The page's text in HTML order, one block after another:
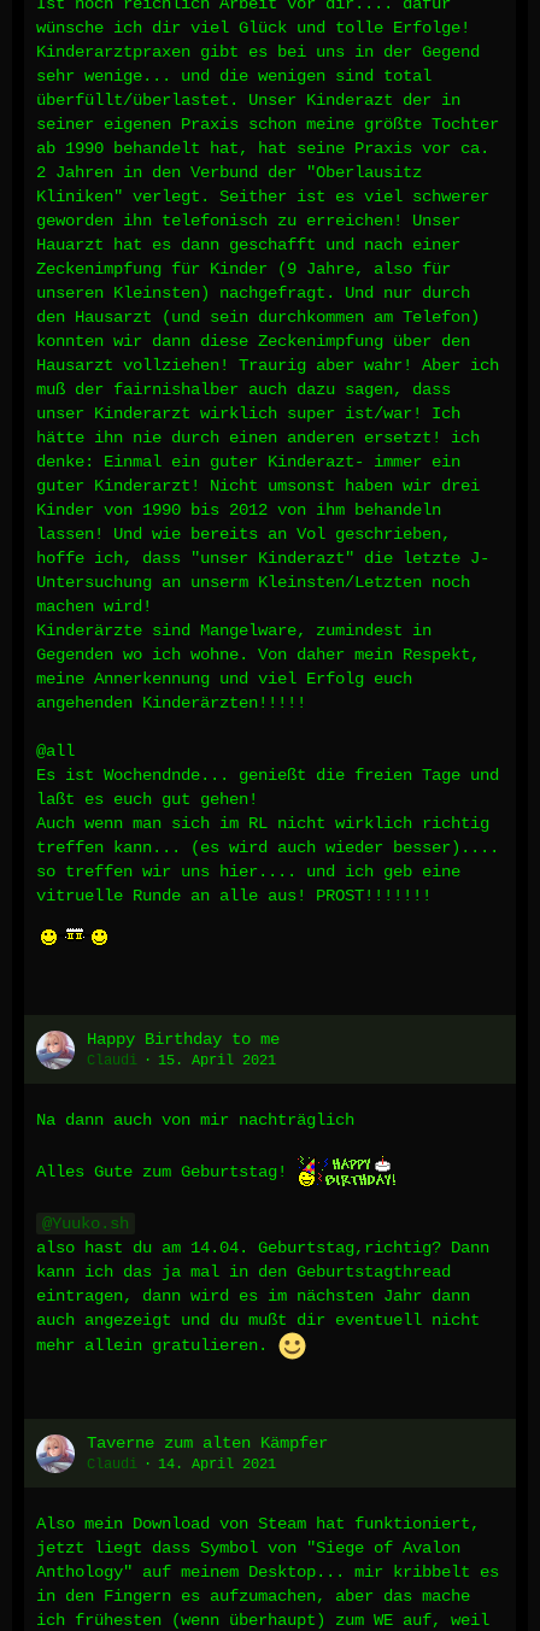
wünsche ich dir viel Glück und tolle Erfolge!
Kinderarztpraxen gibt es bei uns in der Gegend
sehr wenige... und die wenigen sind total
überfüllt/überlastet. Unser Kinderazt der in
seiner eigenen Praxis schon meine größte Tochter
ab 1990 behandelt hat, hat seine Praxis vor ca.
2 Jahren in den Verbund der "Oberlausitz
Kliniken" verlegt. Seither ist es viel schwerer
geworden ihn telefonisch zu erreichen! Unser
Hauarzt hat es dann geschafft und nach einer
Zeckenimpfung für Kinder (9 Jahre, also für
unseren Kleinsten) nachgefragt. Und nur durch
den Hausarzt (und sein durchkommen am Telefon)
konnten wir dann diese Zeckenimpfung über den
Hausarzt vollziehen! Traurig aber wahr! Aber ich
muß der fairnishalber auch dazu sagen, dass
unser Kinderarzt wirklich super ist/war! Ich
hätte ihn nie durch einen anderen ersetzt! ich
denke: Einmal ein guter Kinderazt- immer ein
guter Kinderarzt! Nicht umsonst haben wir drei
Kinder von 1990 bis 2012 von ihm behandeln
lassen! Und wie bereits an Vol geschrieben,
hoffe ich, dass "unser Kinderazt" die letzte J-
Untersuchung an unserm Kleinsten/Letzten noch
machen wird!
Kinderärzte sind Mangelware, zumindest in
Gegenden wo ich wohne. Von daher mein Respekt,
meine Annerkennung und viel Erfolg euch
angehenden Kinderärzten!!!!!
@all
Es ist Wochendnde... genießt die freien Tage und
laßt es euch gut gehen!
Auch wenn man sich im RL nicht wirklich richtig
treffen kann... (es wird auch wieder besser)....
so treffen wir uns hier.... und ich geb eine
vitruelle Runde an alle aus! PROST!!!!!!!
Happy Birthday to me
Claudi 15. April 2021
Na dann auch von mir nachträglich
Alles Gute zum Geburtstag!
Yuuko.sh
also hast du am 14.04. Geburtstag,richtig? Dann
kann ich das ja mal in den Geburtstagthread
eintragen, dann wird es im nächsten Jahr dann
auch angezeigt und du mußt dir eventuell nicht
mehr allein gratulieren.
Taverne zum alten Kämpfer
Claudi 14. April 2021
Also mein Download von Steam hat funktioniert,
jetzt liegt dass Symbol von "Siege of Avalon
Anthology" auf meinem Desktop... mir kribbelt es
in den Fingern es aufzumachen, aber das mache
ich frühesten (wenn überhaupt) zum WE auf, weil